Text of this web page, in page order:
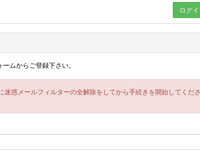
ムからご登録下さい。
惑メールフィルターの全解除をしてから手続きを開始してくださ